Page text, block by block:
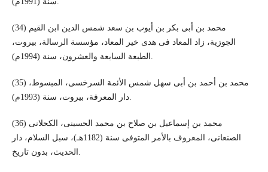
(34) محمد بن أبى بكر بن أيوب بن سعد شمس الدين ابن القيم
الجوزية، زاد المعاد فى هدى خير المعاد، مؤسسة الرسالة، بيروت،
(35) محمد بن أحمد بن أبى سهل شمس الأئمة السرخسى، المبسوط،
دار المعرفة، بيروت، سنة (1993م).
(36) محمد بن إسماعيل بن صلاح بن محمد الحسينى، الكحلانى
الصنعانى، المعروف بالأمر المتوفى سنة (1182هـ)، سبل السلام، دار